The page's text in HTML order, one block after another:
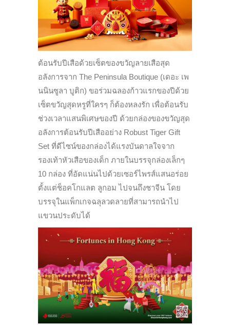
ต้อนรับปีเสือด้วยเซ็ตของขวัญลายเสือสุด
อลังการจาก The Peninsula Boutique (เดอะ เพ
นนินซูลา บูติก) ขอร่วมฉลองก้าวแรกของปีด้วย
เซ็ตขวัญสุดหรูที่ใครๆ ก็ต้องหลงรัก เพื่อต้อนรับ
ช่วงเวลาแสนพิเศษของปี ด้วยกล่องของขวัญสุด
อลังการต้อนรับปีเสืออย่าง Robust Tiger Gift
Set ที่ดีไซน์ของกล่องได้แรงบันดาลใจจาก
รองเท้าหัวเสือของเด็ก ภายในบรรจุกล่องเล็กๆ
10 กล่อง ที่อัดแน่นไปด้วยเซอร์ไพรส์แสนอร่อย
ตั้งแต่ช็อคโกแลต ลูกอม ไปจนถึงชาจีน โดย
บรรจุในแพ็กเกจฉลุลวดลายที่สามารถนำไป
แขวนประดับได้